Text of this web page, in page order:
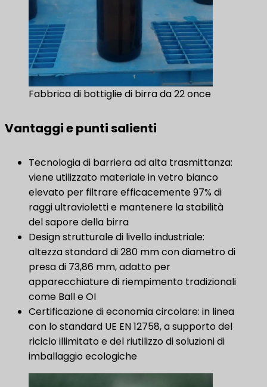
Fabbrica di bottiglie di birra da 22 once
Vantaggi e punti salienti
Tecnologia di barriera ad alta trasmittanza:
viene utilizzato materiale in vetro bianco
elevato per filtrare efficacemente 97% di
raggi ultravioletti e mantenere la stabilità
del sapore della birra
Design strutturale di livello industriale:
altezza standard di 280 mm con diametro di
presa di 73,86 mm, adatto per
apparecchiature di riempimento tradizionali
come Ball e OI
Certificazione di economia circolare: in linea
con lo standard UE EN 12758, a supporto del
riciclo illimitato e del riutilizzo di soluzioni di
imballaggio ecologiche